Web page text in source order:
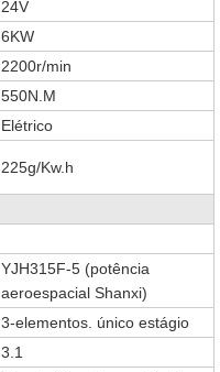
24V
6KW
2200r/min
550N.M
Elétrico
225g/Kw.h
YJH315F-5 (potência
aeroespacial Shanxi)
3-elementos. único estágio
3.1